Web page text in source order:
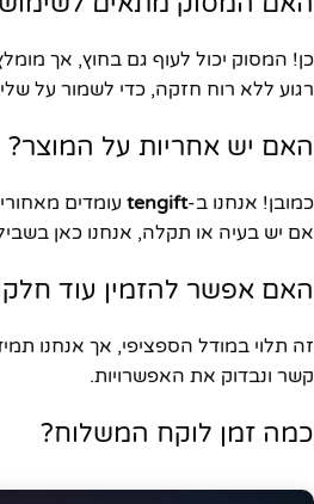
כן! המסוק יכול לעוף גם בחוץ, אך
רגוע ללא רוח חזקה, כדי לשמור על
האם יש אחריות על המוצר?
כמובן! אנחנו ב-tengift עומדים
אם יש בעיה או תקלה, אנחנו כאן
האם אפשר להזמין עוד
זה תלוי במודל הספציפי, אך אנחנו
קשר ונבדוק את האפשרויות.
כמה זמן לוקח המשלוח?